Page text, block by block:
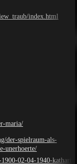
index.html
maria/
der-spielraum-als-
unerhoerte/
02-04-1940-